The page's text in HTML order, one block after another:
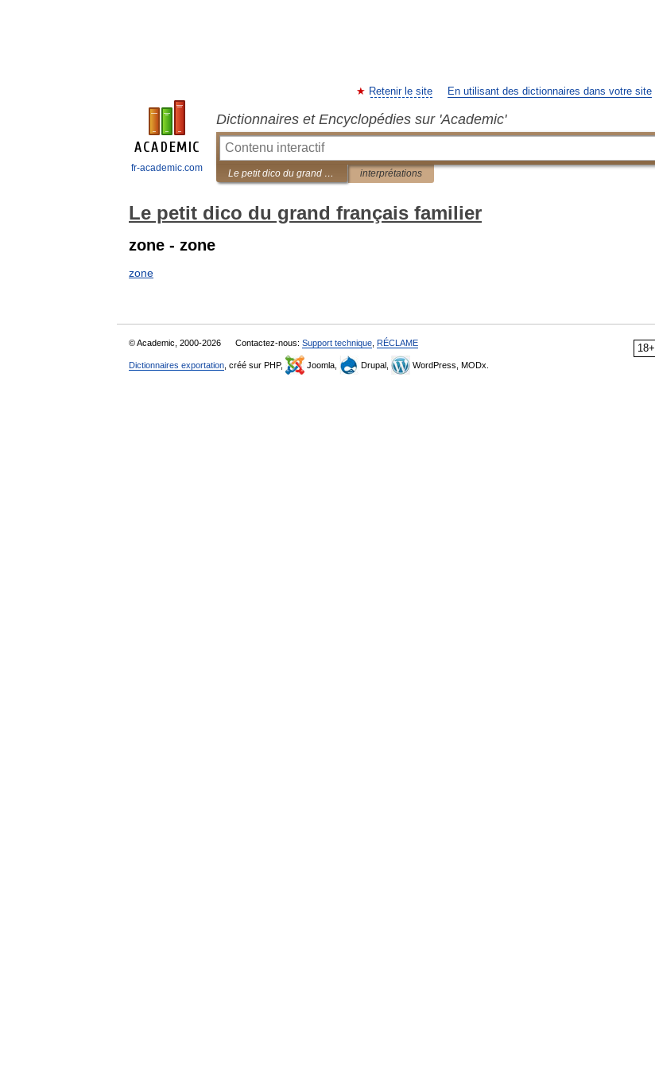
fr-academic.com
Retenir le site En utilisant des dictionnaires dans votre site
Dictionnaires et Encyclopédies sur 'Academic'
Le petit dico du grand français familier interprétations
Le petit dico du grand français familier
zone - zone
zone
18+
© Academic, 2000-2026 Contactez-nous: Support technique RÉCLAME
Dictionnaires exportation , créé sur PHP, Joomla, Drupal, WordPress, MODx.